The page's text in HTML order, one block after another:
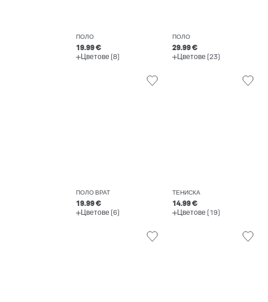
ПОЛО
19.99 €
Цветове (8)
ПОЛО
29.99 €
Цветове (23)
ПОЛО ВРАТ
19.99 €
Цветове (6)
ТЕНИСКА
14.99 €
Цветове (19)